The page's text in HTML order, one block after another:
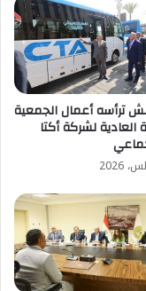
ترأسه أعمال الجمعية
العادية لشركة أكتا